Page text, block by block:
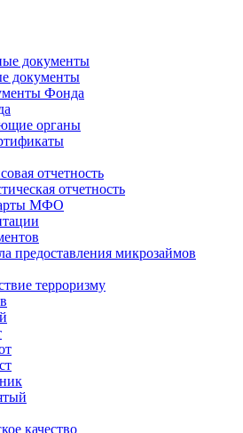
документы
документы
Фонда
органы
отчетность
отчетность
МФО
предоставления микрозаймов
терроризму
качество